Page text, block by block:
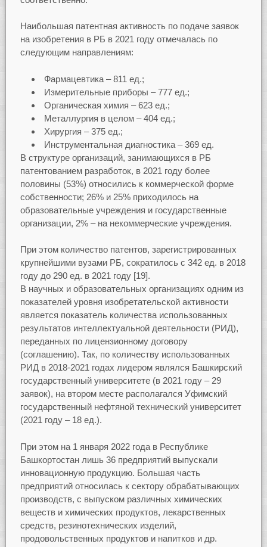
Наибольшая патентная активность по подаче заявок
на изобретения в РБ в 2021 году отмечалась по
следующим направлениям:
Фармацевтика – 811 ед.;
Измерительные приборы – 777 ед.;
Органическая химия – 623 ед.;
Металлургия в целом – 404 ед.;
Хирургия – 375 ед.;
Инструментальная диагностика – 369 ед.
В структуре организаций, занимающихся в РБ
патентованием разработок, в 2021 году более
половины (53%) относились к коммерческой форме
собственности; 26% и 25% приходилось на
образовательные учреждения и государственные
организации, 2% – на некоммерческие учреждения.
При этом количество патентов, зарегистрированных
крупнейшими вузами РБ, сократилось с 342 ед. в 2018
году до 290 ед. в 2021 году [19].
В научных и образовательных организациях одним из
показателей уровня изобретательской активности
является показатель количества использованных
результатов интеллектуальной деятельности (РИД),
переданных по лицензионному договору
(соглашению). Так, по количеству использованных
РИД в 2018-2021 годах лидером являлся Башкирский
государственный университете (в 2021 году – 29
заявок), на втором месте располагался Уфимский
государственный нефтяной технический университет
(2021 году – 18 ед.).
При этом на 1 января 2022 года в Республике
Башкортостан лишь 36 предприятий выпускали
инновационную продукцию. Большая часть
предприятий относилась к сектору обрабатывающих
производств, с выпуском различных химических
веществ и химических продуктов, лекарственных
средств, резинотехнических изделий,
продовольственных продуктов и напитков и др.